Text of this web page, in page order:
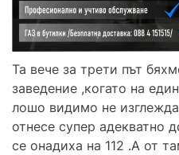
Та вече за трети път
заведение ,когато на
лошо видимо не
отнесе супер адекватно
се онадиха на 112 .А от